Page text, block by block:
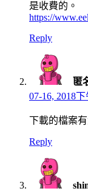
是收費的。
https://
Reply
匿
07-16, 2018
下載的檔案
Reply